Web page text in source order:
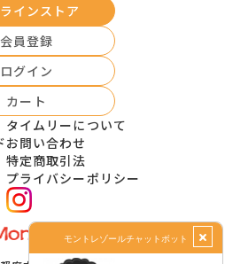
タイムリーについて
お問い合わせ
特定商取引法
プライバシーポリシー
インストア
会員登録
ログイン
カート